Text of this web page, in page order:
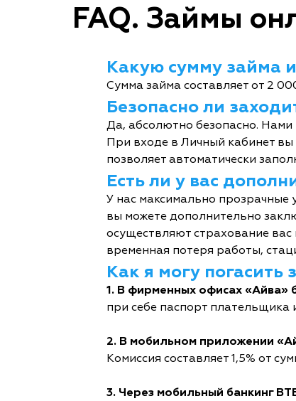
FAQ. Займы
Какую сумму займа
Сумма займа составляет от 2
Безопасно ли
Да, абсолютно безопасно. Нами
При входе в Личный кабинет вы
позволяет автоматически
Есть ли у вас
У нас максимально
вы можете дополнительно
осуществляют страхование
временная потеря работы,
Как я могу погасить
1. В фирменных офисах «Айва»
при себе паспорт плательщика
2. В мобильном приложении
Комиссия составляет 1,5% от
3. Через мобильный банкинг